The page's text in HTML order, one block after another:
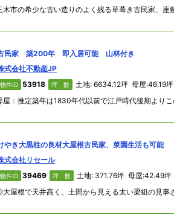
民家 築200年 即入居可能 山林付き
式会社不動産JP
物件ID 53918 坪 数 土地: 6634.12坪 母屋:46.19坪
やき大黒柱の良材大屋根古民家、菜園生活も可能
式会社リセール
物件ID 39469 坪 数 土地: 371.76坪 母屋:42.49坪